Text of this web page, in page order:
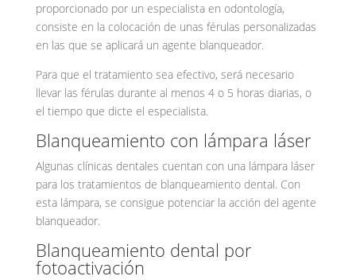
proporcionado por un especialista en odontología,
consiste en la colocación de unas férulas personalizadas
en las que se aplicará un agente blanqueador.
Para que el tratamiento sea efectivo, será necesario
llevar las férulas durante al menos 4 o 5 horas diarias, o
el tiempo que dicte el especialista.
Blanqueamiento con lámpara láser
Algunas clínicas dentales cuentan con una lámpara láser
para los tratamientos de blanqueamiento dental. Con
esta lámpara, se consigue potenciar la acción del agente
blanqueador.
Blanqueamiento dental por
fotoactivación